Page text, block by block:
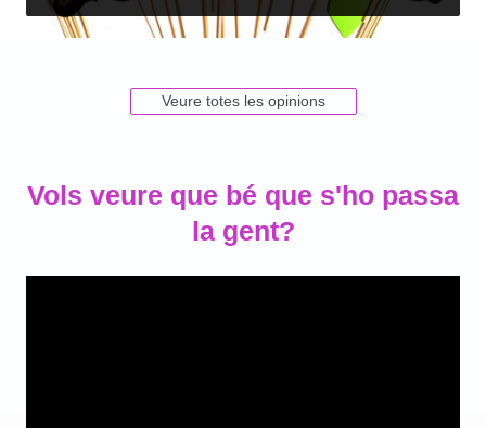
Veure totes les opinions
Vols veure que bé que s'ho passa
la gent?